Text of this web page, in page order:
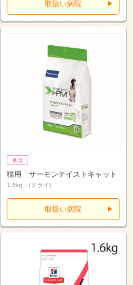
取扱い病院
猫用 サーモンテイストキャット
1.5kg (ドライ)
取扱い病院